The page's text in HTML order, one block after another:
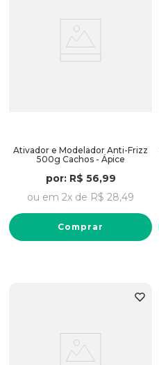
Ativador e Modelador Anti-Frizz
500g Cachos - Ápice
por: R$ 56,99
ou em 2x de R$ 28,49
Comprar